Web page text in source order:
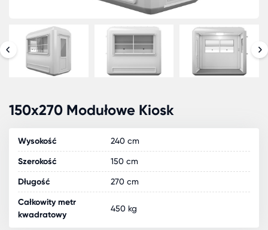
150x270 Modułowe Kiosk
Wysokość 240 cm
Szerokość 150 cm
Długość 270 cm
Całkowity metr
kwadratowy
450 kg